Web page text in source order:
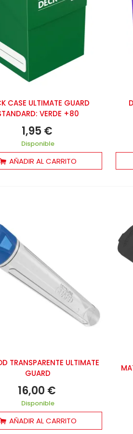
CASE ULTIMATE GUARD
VERDE +80
1,95 €
Disponible
AÑADIR AL CARRITO
TRANSPARENTE ULTIMATE
GUARD
16,00 €
Disponible
AÑADIR AL CARRITO